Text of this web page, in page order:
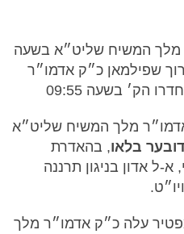
מלך המשיח שליט״א בשעה
ברוך שפילמאן כ״ק אדמו״ר
הק׳ בשעה 09:55
מלך המשיח שליט״א
דובער בלאו, בהאדרת
א-ל אדון בניגון תרננה
חתנים ולמפטיר עלה כ״ק אדמו״ר מלך